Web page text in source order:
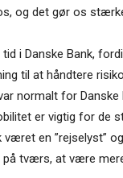
og det gør os
i Danske Bank,
til at håndtere
normalt for
er vigtig for de
en ”rejselyst”
tværs, at være